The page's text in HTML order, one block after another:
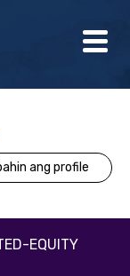
ang profile
EQUITY